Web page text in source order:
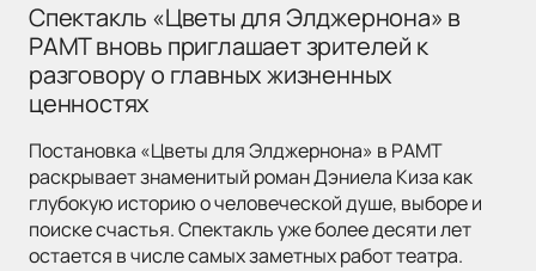
Спектакль «Цветы для Элджернона» в
РАМТ вновь приглашает зрителей к
разговору о главных жизненных
ценностях
Постановка «Цветы для Элджернона» в РАМТ
раскрывает знаменитый роман Дэниела Киза как
глубокую историю о человеческой душе, выборе и
поиске счастья. Спектакль уже более десяти лет
остается в числе самых заметных работ театра.